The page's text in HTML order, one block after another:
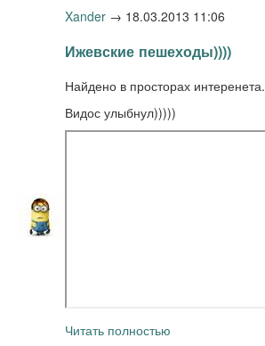
Xander → 18.03.2013 11:06
Ижевские пешеходы))))
Найдено в просторах интеренета.
Видос улыбнул)))))
Читать полностью